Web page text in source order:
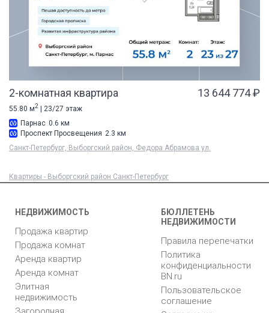
2-комнатная квартира 13 644 774 ₽
55.80 м2 | 23/27 этаж
Парнас 0.6 км
Проспект Просвещения 2.3 км
Санкт-Петербург, Выборгский район, Федора Абрамова ул.
Квартиры - Выборгский район Санкт-Петербург
НЕДВИЖИМОСТЬ
Продажа квартир
Продажа комнат
Аренда квартир
Аренда комнат
Элитная
недвижимость
БЮЛЛЕТЕНЬ
НЕДВИЖИМОСТИ
Правила перепечатки
Политика
конфиденциальности
BN.ru
Пользовательское
соглашение